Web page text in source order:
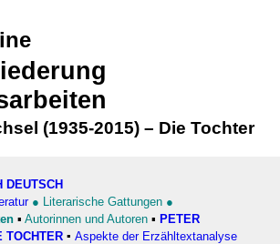
(1935-2015) – Die Tochter
DEUTSCH
● Literarische Gattungen ●
▪ Autorinnen und Autoren ▪ PETER
TOCHTER ▪ Aspekte der Erzähltextanalyse